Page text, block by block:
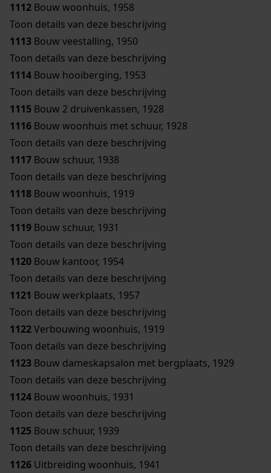
1112 Bouw woonhuis, 1958
Toon details van deze beschrijving
1113 Bouw veestalling, 1950
Toon details van deze beschrijving
1114 Bouw hooiberging, 1953
Toon details van deze beschrijving
1115 Bouw 2 druivenkassen, 1928
1116 Bouw woonhuis met schuur, 1928
Toon details van deze beschrijving
1117 Bouw schuur, 1938
Toon details van deze beschrijving
1118 Bouw woonhuis, 1919
Toon details van deze beschrijving
1119 Bouw schuur, 1931
Toon details van deze beschrijving
1120 Bouw kantoor, 1954
Toon details van deze beschrijving
1121 Bouw werkplaats, 1957
Toon details van deze beschrijving
1122Verbouwing woonhuis, 1919
Toon details van deze beschrijving
1123 Bouw dameskapsalon met bergplaats, 1929
Toon details van deze beschrijving
1124 Bouw woonhuis, 1931
Toon details van deze beschrijving
1125 Bouw schuur, 1939
Toon details van deze beschrijving
1126 Uitbreiding woonhuis, 1941